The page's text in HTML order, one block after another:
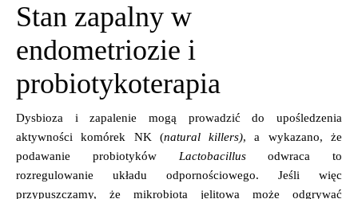
Stan zapalny w
endometriozie i
probiotykoterapia
Dysbioza i zapalenie mogą prowadzić do upośledzenia
aktywności komórek NK (natural killers), a wykazano, że
podawanie probiotyków Lactobacillusodwraca to
rozregulowanie układu odpornościowego. Jeśli więc
przypuszczamy, że mikrobiota jelitowa może odgrywać